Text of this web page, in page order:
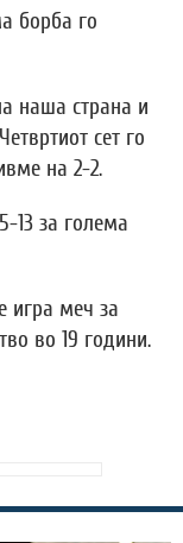
борба го
наша страна и
сет го
на 2-2.
13 за голема
игра меч за
во 19 години.